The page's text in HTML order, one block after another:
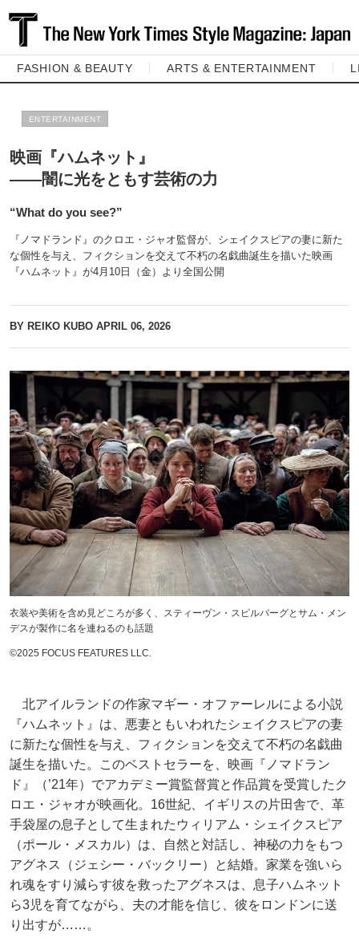
FASHION & BEAUTY ARTS & ENTERTAINMENT
ENTERTAINMENT
映画『ハムネット』
――闇に光をともす芸術の力
“What do you see?”
『ノマドランド』のクロエ・ジャオ監督が、シェイクスピアの妻に新た
な個性を与え、フィクションを交えて不朽の名戯曲誕生を描いた映画
『ハムネット』が4月10日（金）より全国公開
BY REIKO KUBO APRIL 06, 2026
衣装や美術を含め見どころが多く、スティーヴン・スピルバーグとサム・メン
デスが製作に名を連ねるのも話題
©2025 FOCUS FEATURES LLC.
北アイルランドの作家マギー・オファーレルによる小説
『ハムネット』は、悪妻ともいわれたシェイクスピアの妻
に新たな個性を与え、フィクションを交えて不朽の名戯曲
誕生を描いた。このベストセラーを、映画『ノマドラン
ド』（’21年）でアカデミー賞監督賞と作品賞を受賞したク
ロエ・ジャオが映画化。16世紀、イギリスの片田舎で、革
手袋屋の息子として生まれたウィリアム・シェイクスピア
（ポール・メスカル）は、自然と対話し、神秘の力をもつ
アグネス（ジェシー・バックリー）と結婚。家業を強いら
れ魂をすり減らす彼を救ったアグネスは、息子ハムネット
ら3児を育てながら、夫の才能を信じ、彼をロンドンに送
り出すが……。